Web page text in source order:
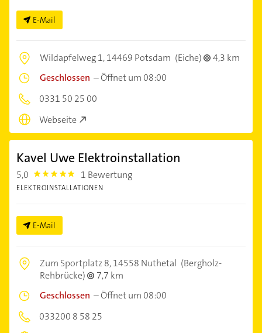
E-Mail
Wildapfelweg 1,14469 Potsdam (Eiche)
4,3 km
Geschlossen –Öffnet um 08:00
0331 50 25 00
Webseite
Kavel Uwe Elektroinstallation
5,0 5.0 1 Bewertung
ELEKTROINSTALLATIONEN
E-Mail
Zum Sportplatz 8,14558 Nuthetal (Bergholz-
Rehbrücke)
7,7 km
Geschlossen –Öffnet um 08:00
033200 8 58 25